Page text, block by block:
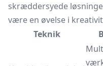
skræddersyede
være en øvelse i
Teknik